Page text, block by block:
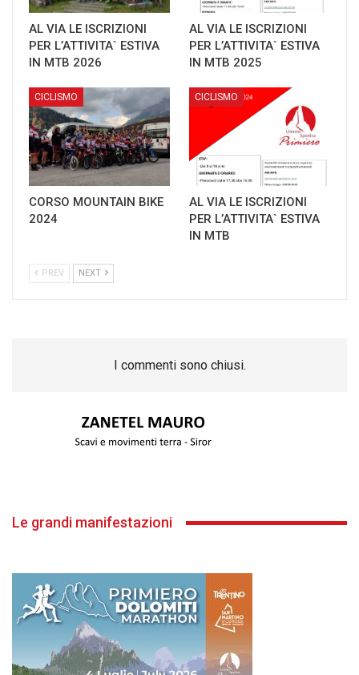
AL VIA LE ISCRIZIONI
PER L’ATTIVITA` ESTIVA
IN MTB 2026
AL VIA LE ISCRIZIONI
PER L’ATTIVITA` ESTIVA
IN MTB 2025
CICLISMO
CORSO MOUNTAIN BIKE
2024
CICLISMO
AL VIA LE ISCRIZIONI
PER L’ATTIVITA` ESTIVA
IN MTB
PREV NEXT
I commenti sono chiusi.
Le grandi manifestazioni